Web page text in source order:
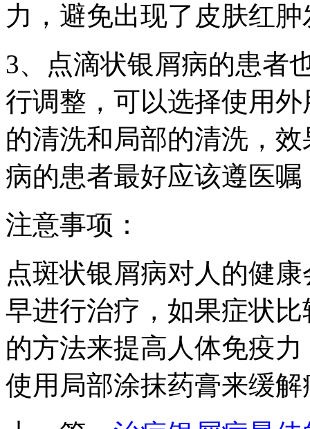
力，避免出现了皮肤红
3、点滴状银屑病的患者
行调整，可以选择使用
的清洗和局部的清洗，
病的患者最好应该遵医
注意事项：
点斑状银屑病对人的健
早进行治疗，如果症状
的方法来提高人体免疫
使用局部涂抹药膏来缓解